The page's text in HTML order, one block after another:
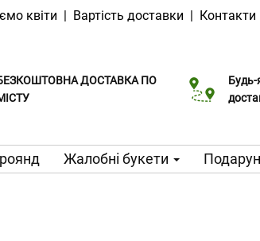
квіти | Вартість доставки | Контакти
ДОСТАВКА ПО
Доставка в той же день доступна
дату доставки
Жалобні букети